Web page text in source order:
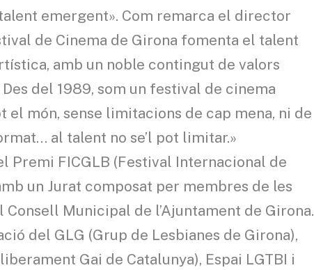
emergent». Com remarca el director
de Cinema de Girona fomenta el talent
amb un noble contingut de valors
del 1989, som un festival de cinema
món, sense limitacions de cap mena, ni de
al talent no se’l pot limitar.»
Premi FICGLB (Festival Internacional de
un Jurat composat per membres de les
Municipal de l’Ajuntament de Girona.
del GLG (Grup de Lesbianes de Girona),
Gai de Catalunya), Espai LGTBI i